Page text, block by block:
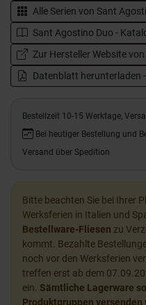
Alle Serien von Sant
Sant Agostino Duo -
Zur Hersteller Website
Datenblatt herunterladen -
Bestellzeit 10-15 Werktage,
Bei heutiger Bestellung und
Versand über Spedition
Bitte beachten Sie bei Ihrer
Werksferien in Italien und
Bestellware-Fliesen zu
kommt. Bezahlte
noch vor den Werksferien
treffen erst ab dem
ein. Sämtliche Lagerware
Produktgruppen